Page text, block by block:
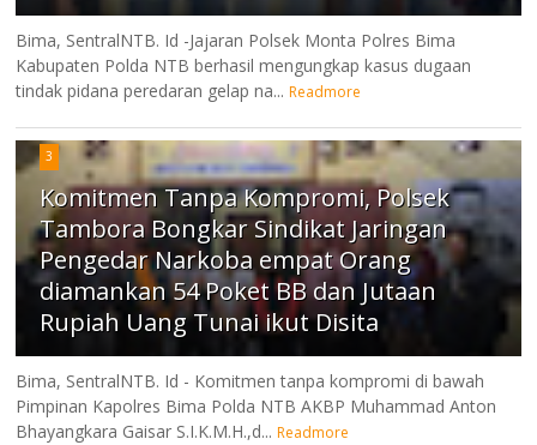
Bima, SentralNTB. Id -Jajaran Polsek Monta Polres Bima
Kabupaten Polda NTB berhasil mengungkap kasus dugaan
tindak pidana peredaran gelap na... Readmore
3
Komitmen Tanpa Kompromi, Polsek
Tambora Bongkar Sindikat Jaringan
Pengedar Narkoba empat Orang
diamankan 54 Poket BB dan Jutaan
Rupiah Uang Tunai ikut Disita
Bima, SentralNTB. Id - Komitmen tanpa kompromi di bawah
Pimpinan Kapolres Bima Polda NTB AKBP Muhammad Anton
Bhayangkara Gaisar S.I.K.M.H.,d... Readmore